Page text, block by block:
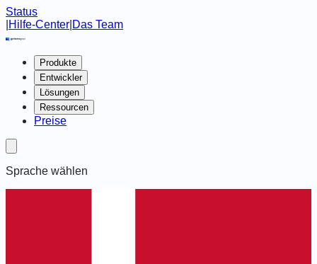
Status
Hilfe-Center Das Team
Produkte
Entwickler
Lösungen
Ressourcen
Preise
Sprache wählen